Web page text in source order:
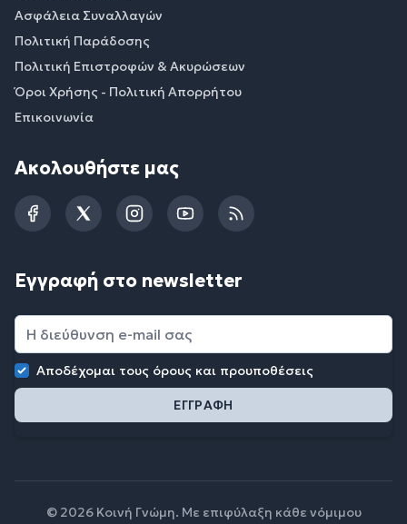
Ασφάλεια Συναλλαγών
Πολιτική Παράδοσης
Πολιτική Επιστροφών & Ακυρώσεων
Όροι Χρήσης - Πολιτική Απορρήτου
Επικοινωνία
Ακολουθήστε μας
FacebookTwitterInstagramYouTubeRSS
Εγγραφή στο newsletter
Αποδέχομαι τους όρους και προυποθέσεις
© 2026 Κοινή Γνώμη. Με επιφύλαξη κάθε νόμιμου